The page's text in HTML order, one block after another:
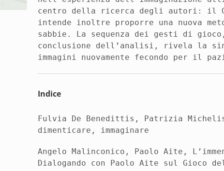
centro della ricerca degli autori: il
intende inoltre proporre una nuova
sabbie. La sequenza dei gesti di
conclusione dell’analisi, rivela la
immagini nuovamente fecondo per il
Indice
Fulvia De Benedittis , Patrizia
dimenticare, immaginare
Angelo Malinconico, Paolo Aite,
Dialogando con Paolo Aite sul Gioco